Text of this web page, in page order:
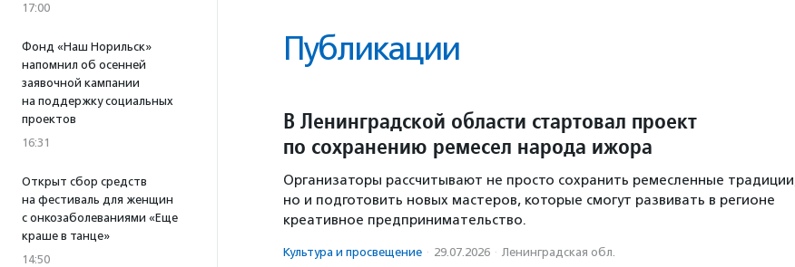
17:00
Фонд «Наш Норильск»
напомнил об осенней
заявочной кампании
на поддержку социальных
проектов
16:31
Открыт сбор средств
на фестиваль для женщин
с онкозаболеваниями «Еще
краше в танце»
14:50
Публикации
В Ленинградской области стартовал проект
по сохранению ремесел народа ижора
Организаторы рассчитывают не просто сохранить ремесленные
но и подготовить новых мастеров, которые смогут развивать в регионе
креативное предпринимательство.
Культура и просвещение · 29.07.2026 · Ленинградская обл.